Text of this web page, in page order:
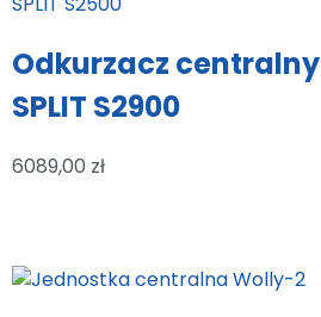
Odkurzacz centralny
SPLIT S2900
6089,00 zł